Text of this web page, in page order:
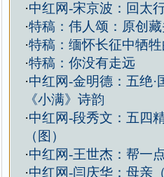
·中红网-宋京波：回太
·特稿：伟人颂：原创
·特稿：缅怀长征中牺
·特稿：你没有走远
·中红网-金明德：五绝
《小满》诗韵
·中红网-段秀文：五四
（图）
·中红网-王世杰：帮一点
·中红网-闫庆华：母亲（